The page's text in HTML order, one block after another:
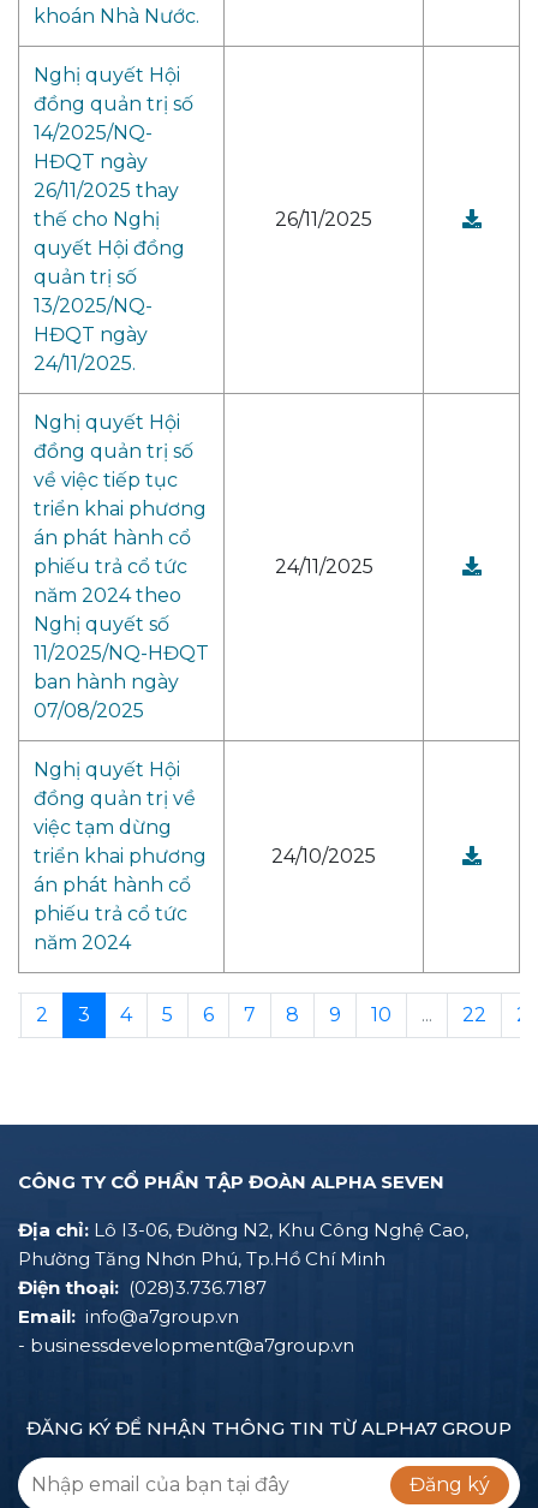
khoán Nhà Nước.
Nghị quyết Hội
đồng quản trị số
14/2025/NQ-
HĐQT ngày
26/11/2025 thay
thế cho Nghị
quyết Hội đồng
quản trị số
13/2025/NQ-
HĐQT ngày
24/11/2025.
26/11/2025
Nghị quyết Hội
đồng quản trị số
về việc tiếp tục
triển khai phương
án phát hành cổ
phiếu trả cổ tức
năm 2024 theo
Nghị quyết số
11/2025/NQ-HĐQT
ban hành ngày
07/08/2025
24/11/2025
Nghị quyết Hội
đồng quản trị về
việc tạm dừng
triển khai phương
án phát hành cổ
phiếu trả cổ tức
năm 2024
24/10/2025
2 3 4 5 6 7 8 9 10 ... 22
CÔNG TY CỔ PHẦN TẬP ĐOÀN ALPHA SEVEN
Địa chỉ: Lô I3-06, Đường N2, Khu Công Nghệ Cao,
Phường Tăng Nhơn Phú, Tp.Hồ Chí Minh
Điện thoại: (028)3.736.7187
Email: info@a7group.vn
- businessdevelopment@a7group.vn
ĐĂNG KÝ ĐỂ NHẬN THÔNG TIN TỪ ALPHA7 GROUP
Đăng ký